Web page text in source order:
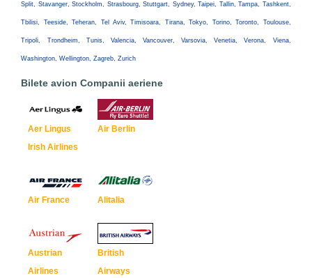
Split, Stavanger, Stockholm, Strasbourg, Stuttgart, Sydney, Taipei, Tallin, Tampa, Tashkent,
Tbilisi, Teeside, Teheran, Tel Aviv, Timisoara, Tirana, Tokyo, Torino, Toronto, Toulouse,
Tripoli, Trondheim, Tunis, Valencia, Vancouver, Varsovia, Venetia, Verona, Viena,
Washington, Wellington, Zagreb, Zurich
Bilete avion Companii aeriene
Aer Lingus
Irish Airlines
Air Berlin
Air France Alitalia
Austrian
Airlines
British
Airways